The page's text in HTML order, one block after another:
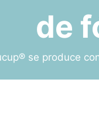
de
se produce